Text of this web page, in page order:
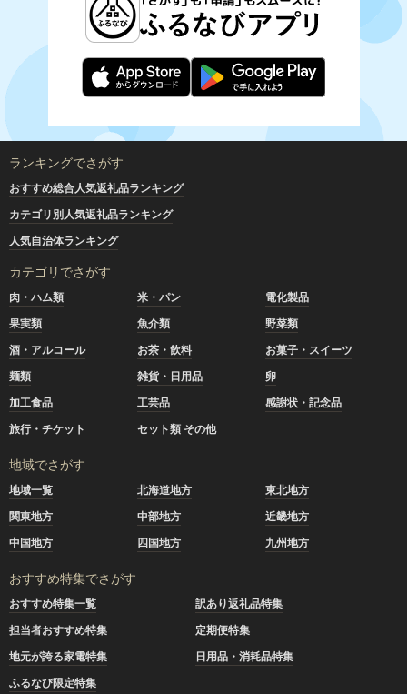
ランキングでさがす
おすすめ総合人気返礼品ランキング
カテゴリ別人気返礼品ランキング
人気自治体ランキング
カテゴリでさがす
肉・ハム類 米・パン
電化製品
果実類
魚介類
野菜類
酒・アルコール
お茶・飲料
お菓子・スイーツ
麺類
雑貨・日用品
卵
加工食品
工芸品
感謝状・記念品
旅行・チケット
セット類 その他
地域でさがす
地域一覧 北海道地方
東北地方
関東地方
中部地方
近畿地方
中国地方
四国地方 九州地方
おすすめ特集でさがす
おすすめ特集一覧
訳あり返礼品特集
担当者おすすめ特集
定期便特集
地元が誇る家電特集
日用品・消耗品特集
ふるなび限定特集